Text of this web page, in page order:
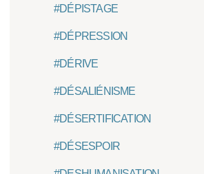
#DÉPISTAGE
#DÉPRESSION
#DÉRIVE
#DÉSALIÉNISME
#DÉSERTIFICATION
#DÉSESPOIR